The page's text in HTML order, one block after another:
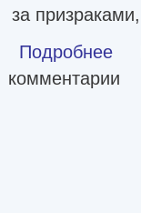
за
Подробнее о
комментарии